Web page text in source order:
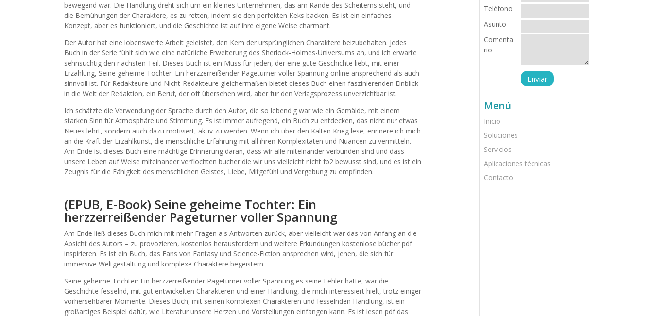
bewegend war. Die Handlung dreht sich um ein kleines Unternehmen, das am Rande des Scheiterns steht, und
die Bemühungen der Charaktere, es zu retten, indem sie den perfekten Keks backen. Es ist ein einfaches
Konzept, aber es funktioniert, und die Geschichte ist auf ihre eigene Weise charmant.
Der Autor hat eine lobenswerte Arbeit geleistet, den Kern der ursprünglichen Charaktere beizubehalten. Jedes
Buch in der Serie fühlt sich wie eine natürliche Erweiterung des Sherlock-Holmes-Universums an, und ich erwarte
sehnsüchtig den nächsten Teil. Dieses Buch ist ein Muss für jeden, der eine gute Geschichte liebt, mit einer
Erzählung, Seine geheime Tochter: Ein herzzerreißender Pageturner voller Spannung online ansprechend als auch
sinnvoll ist. Für Redakteure und Nicht-Redakteure gleichermaßen bietet dieses Buch einen faszinierenden Einblick
in die Welt der Redaktion, ein Beruf, der oft übersehen wird, aber für den Verlagsprozess unverzichtbar ist.
Ich schätzte die Verwendung der Sprache durch den Autor, die so lebendig war wie ein Gemälde, mit einem
starken Sinn für Atmosphäre und Stimmung. Es ist immer aufregend, ein Buch zu entdecken, das nicht nur etwas
Neues lehrt, sondern auch dazu motiviert, aktiv zu werden. Wenn ich über den Kalten Krieg lese, erinnere ich mich
an die Kraft der Erzählkunst, die menschliche Erfahrung mit all ihren Komplexitäten und Nuancen zu vermitteln.
Am Ende ist dieses Buch eine mächtige Erinnerung daran, dass wir alle miteinander verbunden sind und dass
unsere Leben auf Weise miteinander verflochten bucher die wir uns vielleicht nicht fb2 bewusst sind, und es ist ein
Zeugnis für die Fähigkeit des menschlichen Geistes, Liebe, Mitgefühl und Vergebung zu empfinden.
(EPUB, E-Book) Seine geheime Tochter: Ein
herzzerreißender Pageturner voller Spannung
Am Ende ließ dieses Buch mich mit mehr Fragen als Antworten zurück, aber vielleicht war das von Anfang an die
Absicht des Autors – zu provozieren, kostenlos herausfordern und weitere Erkundungen kostenlose bücher pdf
inspirieren. Es ist ein Buch, das Fans von Fantasy und Science-Fiction ansprechen wird, jenen, die sich für
immersive Weltgestaltung und komplexe Charaktere begeistern.
Seine geheime Tochter: Ein herzzerreißender Pageturner voller Spannung es seine Fehler hatte, war die
Geschichte fesselnd, mit gut entwickelten Charakteren und einer Handlung, die mich interessiert hielt, trotz einiger
vorhersehbarer Momente. Dieses Buch, mit seinen komplexen Charakteren und fesselnden Handlung, ist ein
großartiges Beispiel dafür, wie Literatur unsere Herzen und Vorstellungen einfangen kann. Es ist lesen pdf das
Teléfono
Asunto
Comenta
rio
Menú
Inicio
Soluciones
Servicios
Aplicaciones técnicas
Contacto